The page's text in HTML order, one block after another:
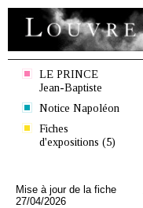
LE PRINCE
Jean-Baptiste
Notice Napoléon
Fiches
d'expositions (5)
Mise à jour de la fiche
27/04/2026